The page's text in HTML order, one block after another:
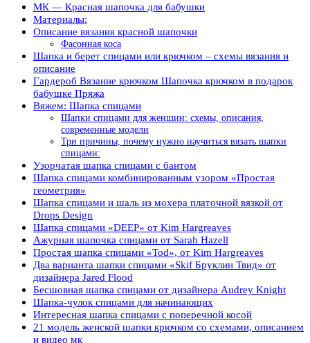
МК — Красная шапочка для бабушки
Материалы:
Описание вязания красной шапочки
Фасонная коса
Шапка и берет спицами или крючком – схемы вязания и
описание
Гардероб Вязание крючком Шапочка крючком в подарок
бабушке Пряжа
Вяжем: Шапка спицами
Шапки спицами для женщин: схемы, описания,
современные модели
Три причины, почему нужно научиться вязать шапки
спицами:
Узорчатая шапка спицами с бантом
Шапка спицами комбинированным узором «Простая
геометрия»
Шапка спицами и шаль из мохера платочной вязкой от
Drops Design
Шапка спицами «DEEP» от Kim Hargreaves
Ажурная шапочка спицами от Sarah Hazell
Простая шапка спицами «Tod», от Kim Hargreaves
Два варианта шапки спицами «Skif Бруклин Твид» от
дизайнера Jared Flood
Бесшовная шапка спицами от дизайнера Audrey Knight
Шапка-чулок спицами для начинающих
Интересная шапка спицами с поперечной косой
21 модель женской шапки крючком со схемами, описанием
и видео мк